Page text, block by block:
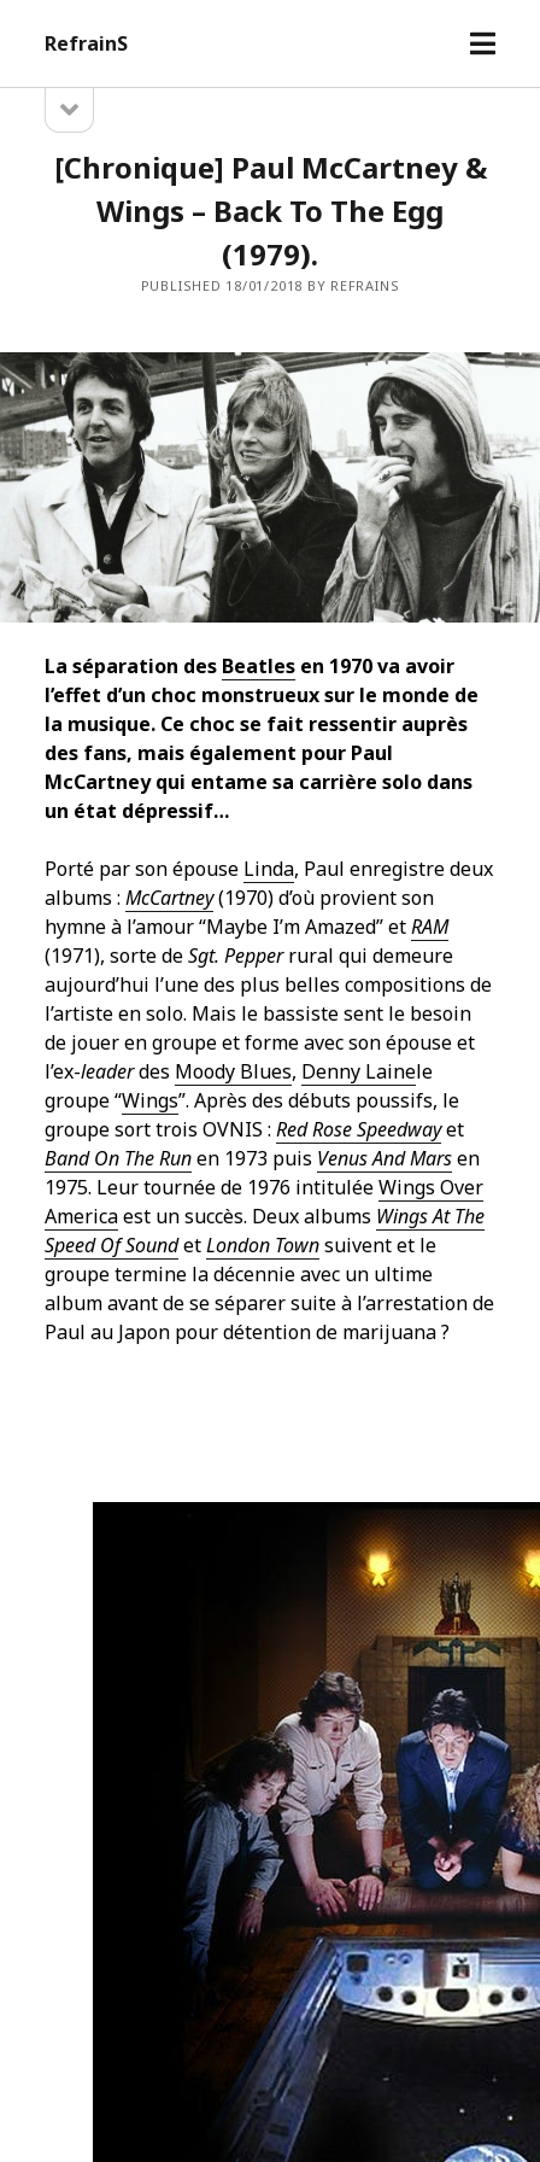
RefrainS
open
Sidebarsidebar
[Chronique] Paul McCartney &
Wings – Back To The Egg
(1979).
PUBLISHED 18/01/2018 BY REFRAINS
La séparation des Beatles en 1970 va avoir
l’effet d’un choc monstrueux sur le monde de
la musique. Ce choc se fait ressentir auprès
des fans, mais également pour Paul
McCartney qui entame sa carrière solo dans
un état dépressif…
Porté par son épouse Linda, Paul enregistre deux
albums :McCartney(1970) d’où provient son
hymne à l’amour “Maybe I’m Amazed” etRAM
(1971), sorte deSgt. Pepperrural qui demeure
aujourd’hui l’une des plus belles compositions de
l’artiste en solo. Mais le bassiste sent le besoin
de jouer en groupe et forme avec son épouse et
l’ex-leaderdes Moody Blues, Denny Lainele
groupe “Wings”. Après des débuts poussifs, le
groupe sort trois OVNIS :Red Rose Speedwayet
Band On The Runen 1973 puis Venus And Marsen
1975. Leur tournée de 1976 intituléeWings Over
Americaest un succès. Deux albums Wings At The
Speed Of SoundetLondon Townsuivent et le
groupe termine la décennie avec un ultime
album avant de se séparer suite à l’arrestation de
Paul au Japon pour détention de marijuana ?